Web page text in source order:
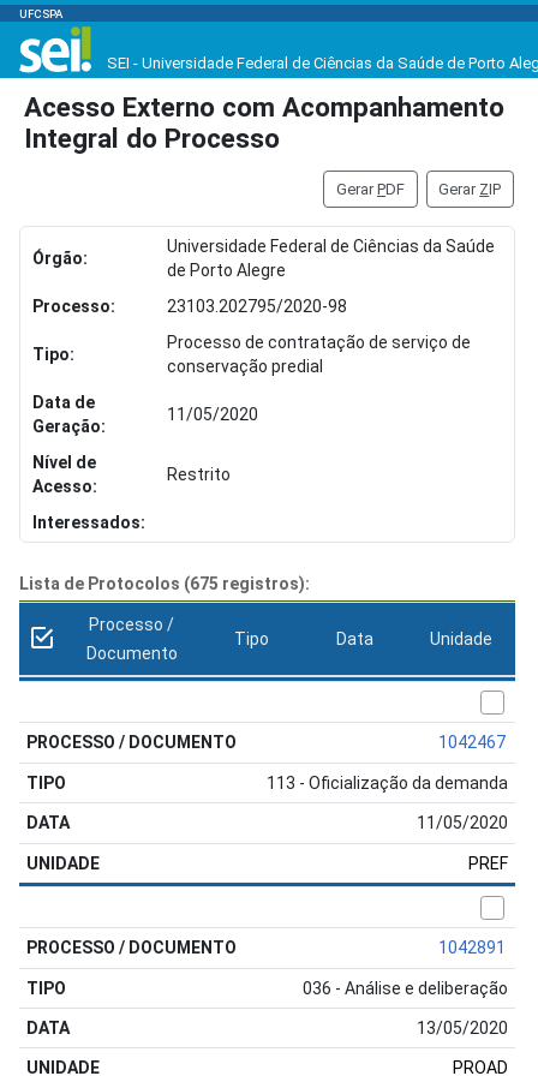
UFCSPA
SEI - Universidade Federal de Ciências da Saúde de Porto
Acesso Externo com Acompanhamento
Integral do Processo
GerarPDF Gerar ZIP
Órgão:
Universidade Federal de Ciências da Saúde
de Porto Alegre
Processo:
23103.202795/2020-98
Tipo:
Processo de contratação de serviço de
conservação predial
Data de
Geração:
11/05/2020
Nível de
Acesso:
Restrito
Interessados:
Lista de Protocolos (675 registros):
Processo /
Documento
Tipo Data Unidade
1042467
113 - Oficialização da demanda
11/05/2020
PREF
1042891
036 - Análise e deliberação
13/05/2020
PROAD